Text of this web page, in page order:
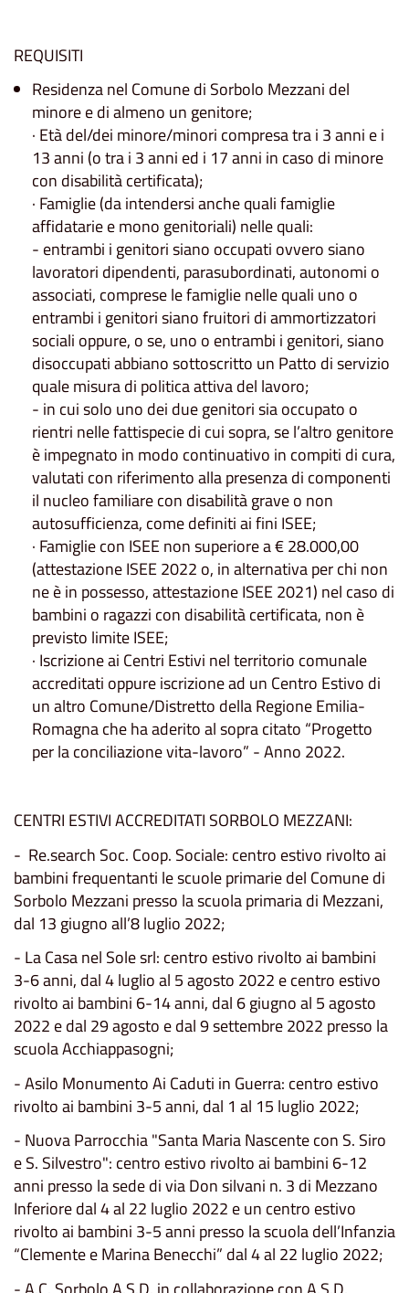
REQUISITI
Residenza nel Comune di Sorbolo Mezzani del
minore e di almeno un genitore;
· Età del/dei minore/minori compresa tra i 3 anni e i
13 anni (o tra i 3 anni ed i 17 anni in caso di minore
con disabilità certificata);
· Famiglie (da intendersi anche quali famiglie
affidatarie e mono genitoriali) nelle quali:
- entrambi i genitori siano occupati ovvero siano
lavoratori dipendenti, parasubordinati, autonomi o
associati, comprese le famiglie nelle quali uno o
entrambi i genitori siano fruitori di ammortizzatori
sociali oppure, o se, uno o entrambi i genitori, siano
disoccupati abbiano sottoscritto un Patto di servizio
quale misura di politica attiva del lavoro;
- in cui solo uno dei due genitori sia occupato o
rientri nelle fattispecie di cui sopra, se l’altro genitore
è impegnato in modo continuativo in compiti di cura,
valutati con riferimento alla presenza di componenti
il nucleo familiare con disabilità grave o non
autosufficienza, come definiti ai fini ISEE;
· Famiglie con ISEE non superiore a € 28.000,00
(attestazione ISEE 2022 o, in alternativa per chi non
ne è in possesso, attestazione ISEE 2021) nel caso di
bambini o ragazzi con disabilità certificata, non è
previsto limite ISEE;
· Iscrizione ai Centri Estivi nel territorio comunale
accreditati oppure iscrizione ad un Centro Estivo di
un altro Comune/Distretto della Regione Emilia-
Romagna che ha aderito al sopra citato “Progetto
per la conciliazione vita-lavoro” - Anno 2022.
CENTRI ESTIVI ACCREDITATI SORBOLO MEZZANI:
- Re.search Soc. Coop. Sociale: centro estivo rivolto ai
bambini frequentanti le scuole primarie del Comune di
Sorbolo Mezzani presso la scuola primaria di Mezzani,
dal 13 giugno all’8 luglio 2022;
- La Casa nel Sole srl: centro estivo rivolto ai bambini
3-6 anni, dal 4 luglio al 5 agosto 2022 e centro estivo
rivolto ai bambini 6-14 anni, dal 6 giugno al 5 agosto
2022 e dal 29 agosto e dal 9 settembre 2022 presso la
scuola Acchiappasogni;
- Asilo Monumento Ai Caduti in Guerra: centro estivo
rivolto ai bambini 3-5 anni, dal 1 al 15 luglio 2022;
- Nuova Parrocchia "Santa Maria Nascente con S. Siro
e S. Silvestro": centro estivo rivolto ai bambini 6-12
anni presso la sede di via Don silvani n. 3 di Mezzano
Inferiore dal 4 al 22 luglio 2022 e un centro estivo
rivolto ai bambini 3-5 anni presso la scuola dell’Infanzia
“Clemente e Marina Benecchi” dal 4 al 22 luglio 2022;